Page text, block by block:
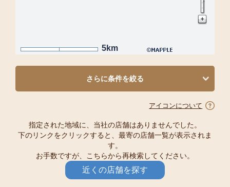
5km
さらに条件を絞る
アイコンについて
指定された地域に、当社の店舗はありませんでした。
下のリンクをクリックすると、最寄の店舗一覧が表示されま
す。
お手数ですが、こちらから再検索してください。
近くの店舗を探す